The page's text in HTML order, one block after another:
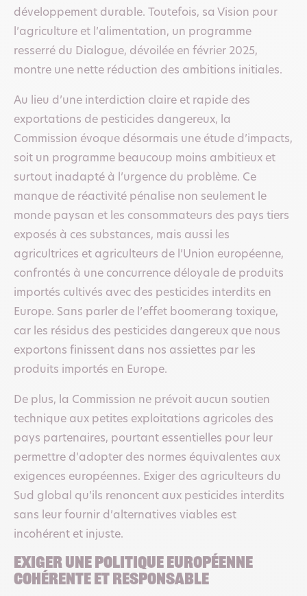
développement durable. Toutefois, sa Vision pour
l’agriculture et l’alimentation, un programme
resserré du Dialogue, dévoilée en février 2025,
montre une nette réduction des ambitions initiales.
Au lieu d’une interdiction claire et rapide des
exportations de pesticides dangereux, la
Commission évoque désormais une étude d’impacts,
soit un programme beaucoup moins ambitieux et
surtout inadapté à l’urgence du problème. Ce
manque de réactivité pénalise non seulement le
monde paysan et les consommateurs des pays tiers
exposés à ces substances, mais aussi les
agricultrices et agriculteurs de l’Union européenne,
confrontés à une concurrence déloyale de produits
importés cultivés avec des pesticides interdits en
Europe. Sans parler de l’effet boomerang toxique,
car les résidus des pesticides dangereux que nous
exportons finissent dans nos assiettes par les
produits importés en Europe.
De plus, la Commission ne prévoit aucun soutien
technique aux petites exploitations agricoles des
pays partenaires, pourtant essentielles pour leur
permettre d’adopter des normes équivalentes aux
exigences européennes. Exiger des agriculteurs du
Sud global qu’ils renoncent aux pesticides interdits
sans leur fournir d’alternatives viables est
incohérent et injuste.
Exiger une politique européenne
cohérente et responsable